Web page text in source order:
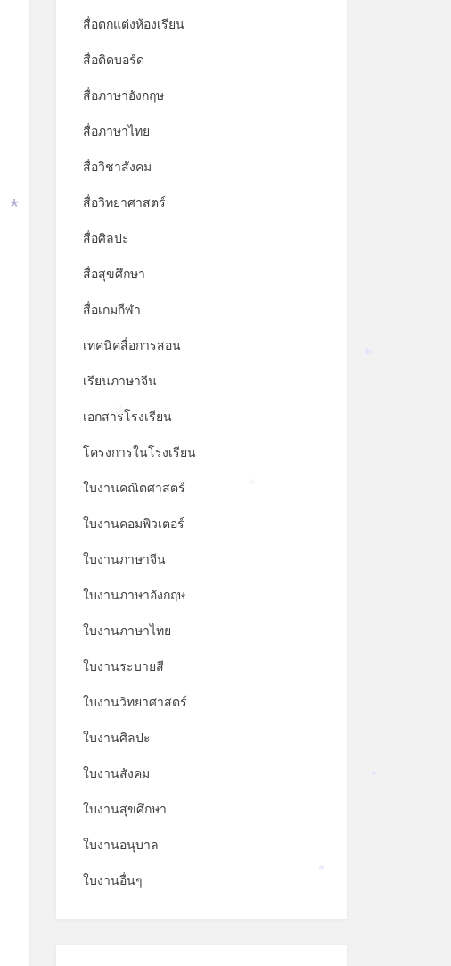
สื่อตกแต่งห้องเรียน
สื่อติดบอร์ด
สื่อภาษาอังกฤษ
สื่อภาษาไทย
สื่อวิชาสังคม
สื่อวิทยาศาสตร์
สื่อศิลปะ
สื่อสุขศึกษา
สื่อเกมกีฬา
เทคนิคสื่อการสอน
เรียนภาษาจีน
เอกสารโรงเรียน
โครงการในโรงเรียน
ใบงานคณิตศาสตร์
ใบงานคอมพิวเตอร์
ใบงานภาษาจีน
ใบงานภาษาอังกฤษ
ใบงานภาษาไทย
ใบงานระบายสี
ใบงานวิทยาศาสตร์
ใบงานศิลปะ
ใบงานสังคม
ใบงานสุขศึกษา
ใบงานอนุบาล
ใบงานอื่นๆ
*